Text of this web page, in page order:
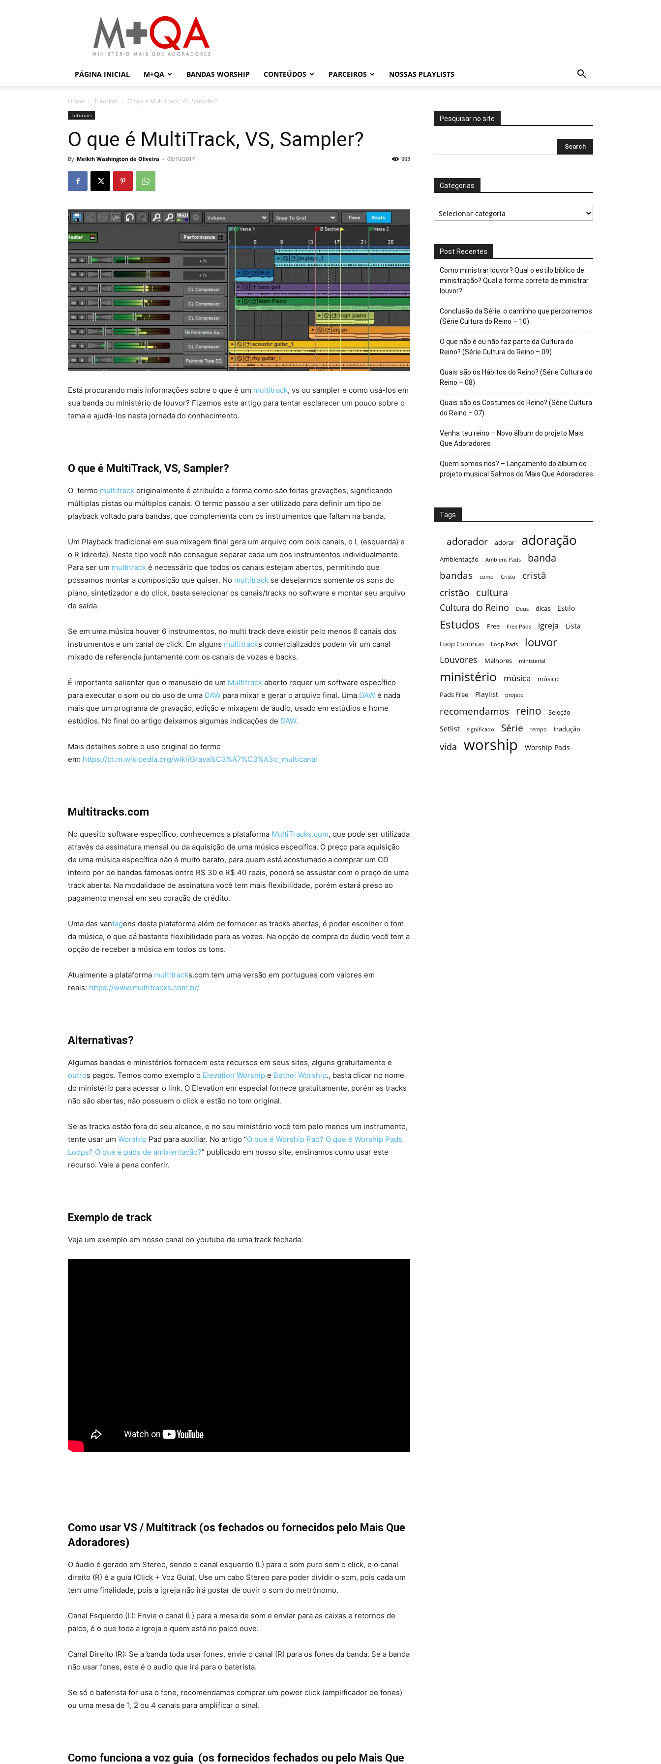
Mais
Que
Adoradores
PÁGINA INICIAL M+QA BANDAS WORSHIP CONTEÚDOS PARCEIROS NOSSAS PLAYLISTS
Home Tutoriais O que é MultiTrack, VS, Sampler?
Tutoriais
O que é MultiTrack, VS, Sampler?
By Melkih Washington de Oliveira - 08/10/2017 993
Está procurando mais informações sobre o que é um multitrack, vs ou sampler e como usá-los em
sua banda ou ministério de louvor? Fizemos este artigo para tentar esclarecer um pouco sobre o
tema e ajudá-los nesta jornada do conhecimento.
O que é MultiTrack, VS, Sampler?
O termo multitrack originalmente é atribuído a forma como são feitas gravações, significando
múltiplas pistas ou múltiplos canais. O termo passou a ser utilizado para definir um tipo de
playback voltado para bandas, que complementa com os instrumentos que faltam na banda.
Um Playback tradicional em sua mixagem final gera um arquivo com dois canais, o L (esquerda) e
o R (direita). Neste tipo você não consegue separar cada um dos instrumentos individualmente.
Para ser um multitrack é necessário que todos os canais estejam abertos, permitindo que
possamos montar a composição que quiser. No multitrack se desejarmos somente os sons do
piano, sintetizador e do click, basta selecionar os canais/tracks no software e montar seu arquivo
de saída.
Se em uma música houver 6 instrumentos, no multi track deve existir pelo menos 6 canais dos
instrumentos e um canal de click. Em alguns multitracks comercializados podem vir um canal
mixado de referencia juntamente com os canais de vozes e backs.
É importante salientar que o manuseio de um Multitrack aberto requer um software específico
para executar o som ou do uso de uma DAW para mixar e gerar o arquivo final. Uma DAW é nada
mais que um programa de gravação, edição e mixagem de áudio, usado em estúdios e home
estúdios. No final do artigo deixamos algumas indicações de DAW.
Mais detalhes sobre o uso original do termo
em: https://pt.m.wikipedia.org/wiki/Grava%C3%A7%C3%A3o_multicanal
Multitracks.com
No quesito software específico, conhecemos a plataforma MultiTracks.com, que pode ser utilizada
através da assinatura mensal ou da aquisição de uma música específica. O preço para aquisição
de uma música específica não é muito barato, para quem está acostumado a comprar um CD
inteiro por de bandas famosas entre R$ 30 e R$ 40 reais, poderá se assustar com o preço de uma
track aberta. Na modalidade de assinatura você tem mais flexibilidade, porém estará preso ao
pagamento mensal em seu coração de crédito.
Uma das vantagens desta plataforma além de fornecer as tracks abertas, é poder escolher o tom
da música, o que dá bastante flexibilidade para as vozes. Na opção de compra do áudio você tem a
opção de receber a música em todos os tons.
Atualmente a plataforma multitracks.com tem uma versão em portugues com valores em
reais: https://www.multitracks.com.br/
Alternativas?
Algumas bandas e ministérios fornecem este recursos em seus sites, alguns gratuitamente e
outros pagos. Temos como exemplo o Elevation Worship e Bethel Worship., basta clicar no nome
do ministério para acessar o link. O Elevation em especial fornece gratuitamente, porém as tracks
não são abertas, não possuem o click e estão no tom original.
Se as tracks estão fora do seu alcance, e no seu ministério você tem pelo menos um instrumento,
tente usar um Worship Pad para auxiliar. No artigo “O que é Worship Pad? O que é Worship Pads
Loops? O que é pads de ambientação?” publicado em nosso site, ensinamos como usar este
recurso. Vale a pena conferir.
Exemplo de track
Veja um exemplo em nosso canal do youtube de uma track fechada:
Como usar VS / Multitrack (os fechados ou fornecidos pelo Mais Que
Adoradores)
O áudio é gerado em Stereo, sendo o canal esquerdo (L) para o som puro sem o click, e o canal
direito (R) é a guia (Click + Voz Guia). Use um cabo Stereo para poder dividir o som, pois cada um
tem uma finalidade, pois a igreja não irá gostar de ouvir o som do metrônomo.
Canal Esquerdo (L): Envie o canal (L) para a mesa de som e enviar para as caixas e retornos de
palco, é o que toda a igreja e quem está no palco ouve.
Canal Direito (R): Se a banda toda usar fones, envie o canal (R) para os fones da banda. Se a banda
não usar fones, este é o audio que irá para o baterista.
Se só o baterista for usa o fone, recomendamos comprar um power click (amplificador de fones)
ou uma mesa de 1, 2 ou 4 canais para amplificar o sinal.
Como funciona a voz guia (os fornecidos fechados ou pelo Mais Que
Pesquisar no site
Categorias
Categorias
Post Recentes
Como ministrar louvor? Qual o estilo bíblico de
ministração? Qual a forma correta de ministrar
louvor?
Conclusão da Série: o caminho que percorremos
(Série Cultura do Reino – 10)
O que não é ou não faz parte da Cultura do
Reino? (Série Cultura do Reino – 09)
Quais são os Hábitos do Reino? (Série Cultura do
Reino – 08)
Quais são os Costumes do Reino? (Série Cultura
do Reino – 07)
Venha teu reino – Novo álbum do projeto Mais
Que Adoradores
Quem somos nós? – Lançamento do álbum do
projeto musical Salmos do Mais Que Adoradores
Tags
adorador adorar adoração
Ambientação Ambient Pads banda
bandas como Cristo
cristã
cristão cultura
Cultura do Reino Deus dicas Estilo
Estudos Free Free Pads igreja Lista
Loop Continuo Loop Pads louvor
Louvores Melhores ministerial
ministério música
músico
Pads Free
Playlist projeto
recomendamos reino Seleção
Setlist significado Série tempo tradução
vida worship Worship Pads